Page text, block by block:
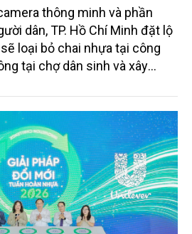
thông minh và phần
dân, TP. Hồ Chí Minh đặt lộ
loại bỏ chai nhựa tại công
tại chợ dân sinh và xây